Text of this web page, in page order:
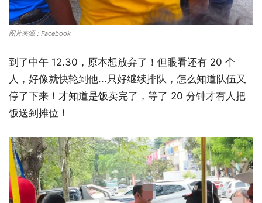
图片来源：Facebook
到了中午 12.30，原本想放弃了！但眼看还有 20 个
人，好像就快轮到他...只好继续排队，怎么知道队伍又
停了下来！才知道是饭卖完了，等了 20 分钟才有人把
饭送到摊位！